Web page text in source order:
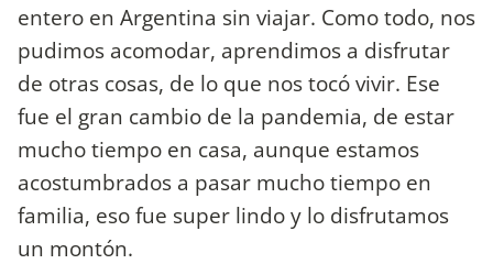
entero en Argentina sin viajar. Como todo, nos
pudimos acomodar, aprendimos a disfrutar
de otras cosas, de lo que nos tocó vivir. Ese
fue el gran cambio de la pandemia, de estar
mucho tiempo en casa, aunque estamos
acostumbrados a pasar mucho tiempo en
familia, eso fue super lindo y lo disfrutamos
un montón.